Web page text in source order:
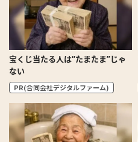
宝くじ当たる人は“たまたま”じゃ
ない
PR(合同会社デジタルファーム)